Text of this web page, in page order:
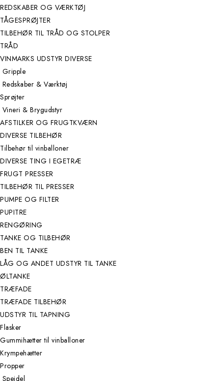
REDSKABER OG VÆRKTØJ
TÅGESPRØJTER
TILBEHØR TIL TRÅD OG STOLPER
TRÅD
VINMARKS UDSTYR DIVERSE
Gripple
Redskaber & Værktøj
Sprøjter
Vineri & Brygudstyr
AFSTILKER OG FRUGTKVÆRN
DIVERSE TILBEHØR
Tilbehør til vinballoner
DIVERSE TING I EGETRÆ
FRUGT PRESSER
TILBEHØR TIL PRESSER
PUMPE OG FILTER
PUPITRE
RENGØRING
TANKE OG TILBEHØR
BEN TIL TANKE
LÅG OG ANDET UDSTYR TIL TANKE
ØLTANKE
TRÆFADE
TRÆFADE TILBEHØR
UDSTYR TIL TAPNING
Flasker
Gummihætter til vinballoner
Krympehætter
Propper
Speidel